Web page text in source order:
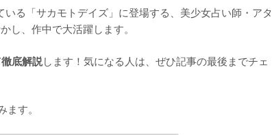
る「サカモトデイズ」に登場する、美少女占い師・アタ
し、作中で大活躍します。
底解説します！気になる人は、ぜひ記事の最後までチェ
す。